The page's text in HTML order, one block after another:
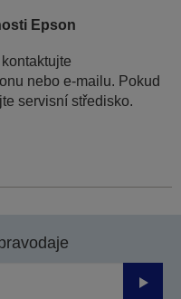
Epson
nebo e-mailu. Pokud
servisní středisko.